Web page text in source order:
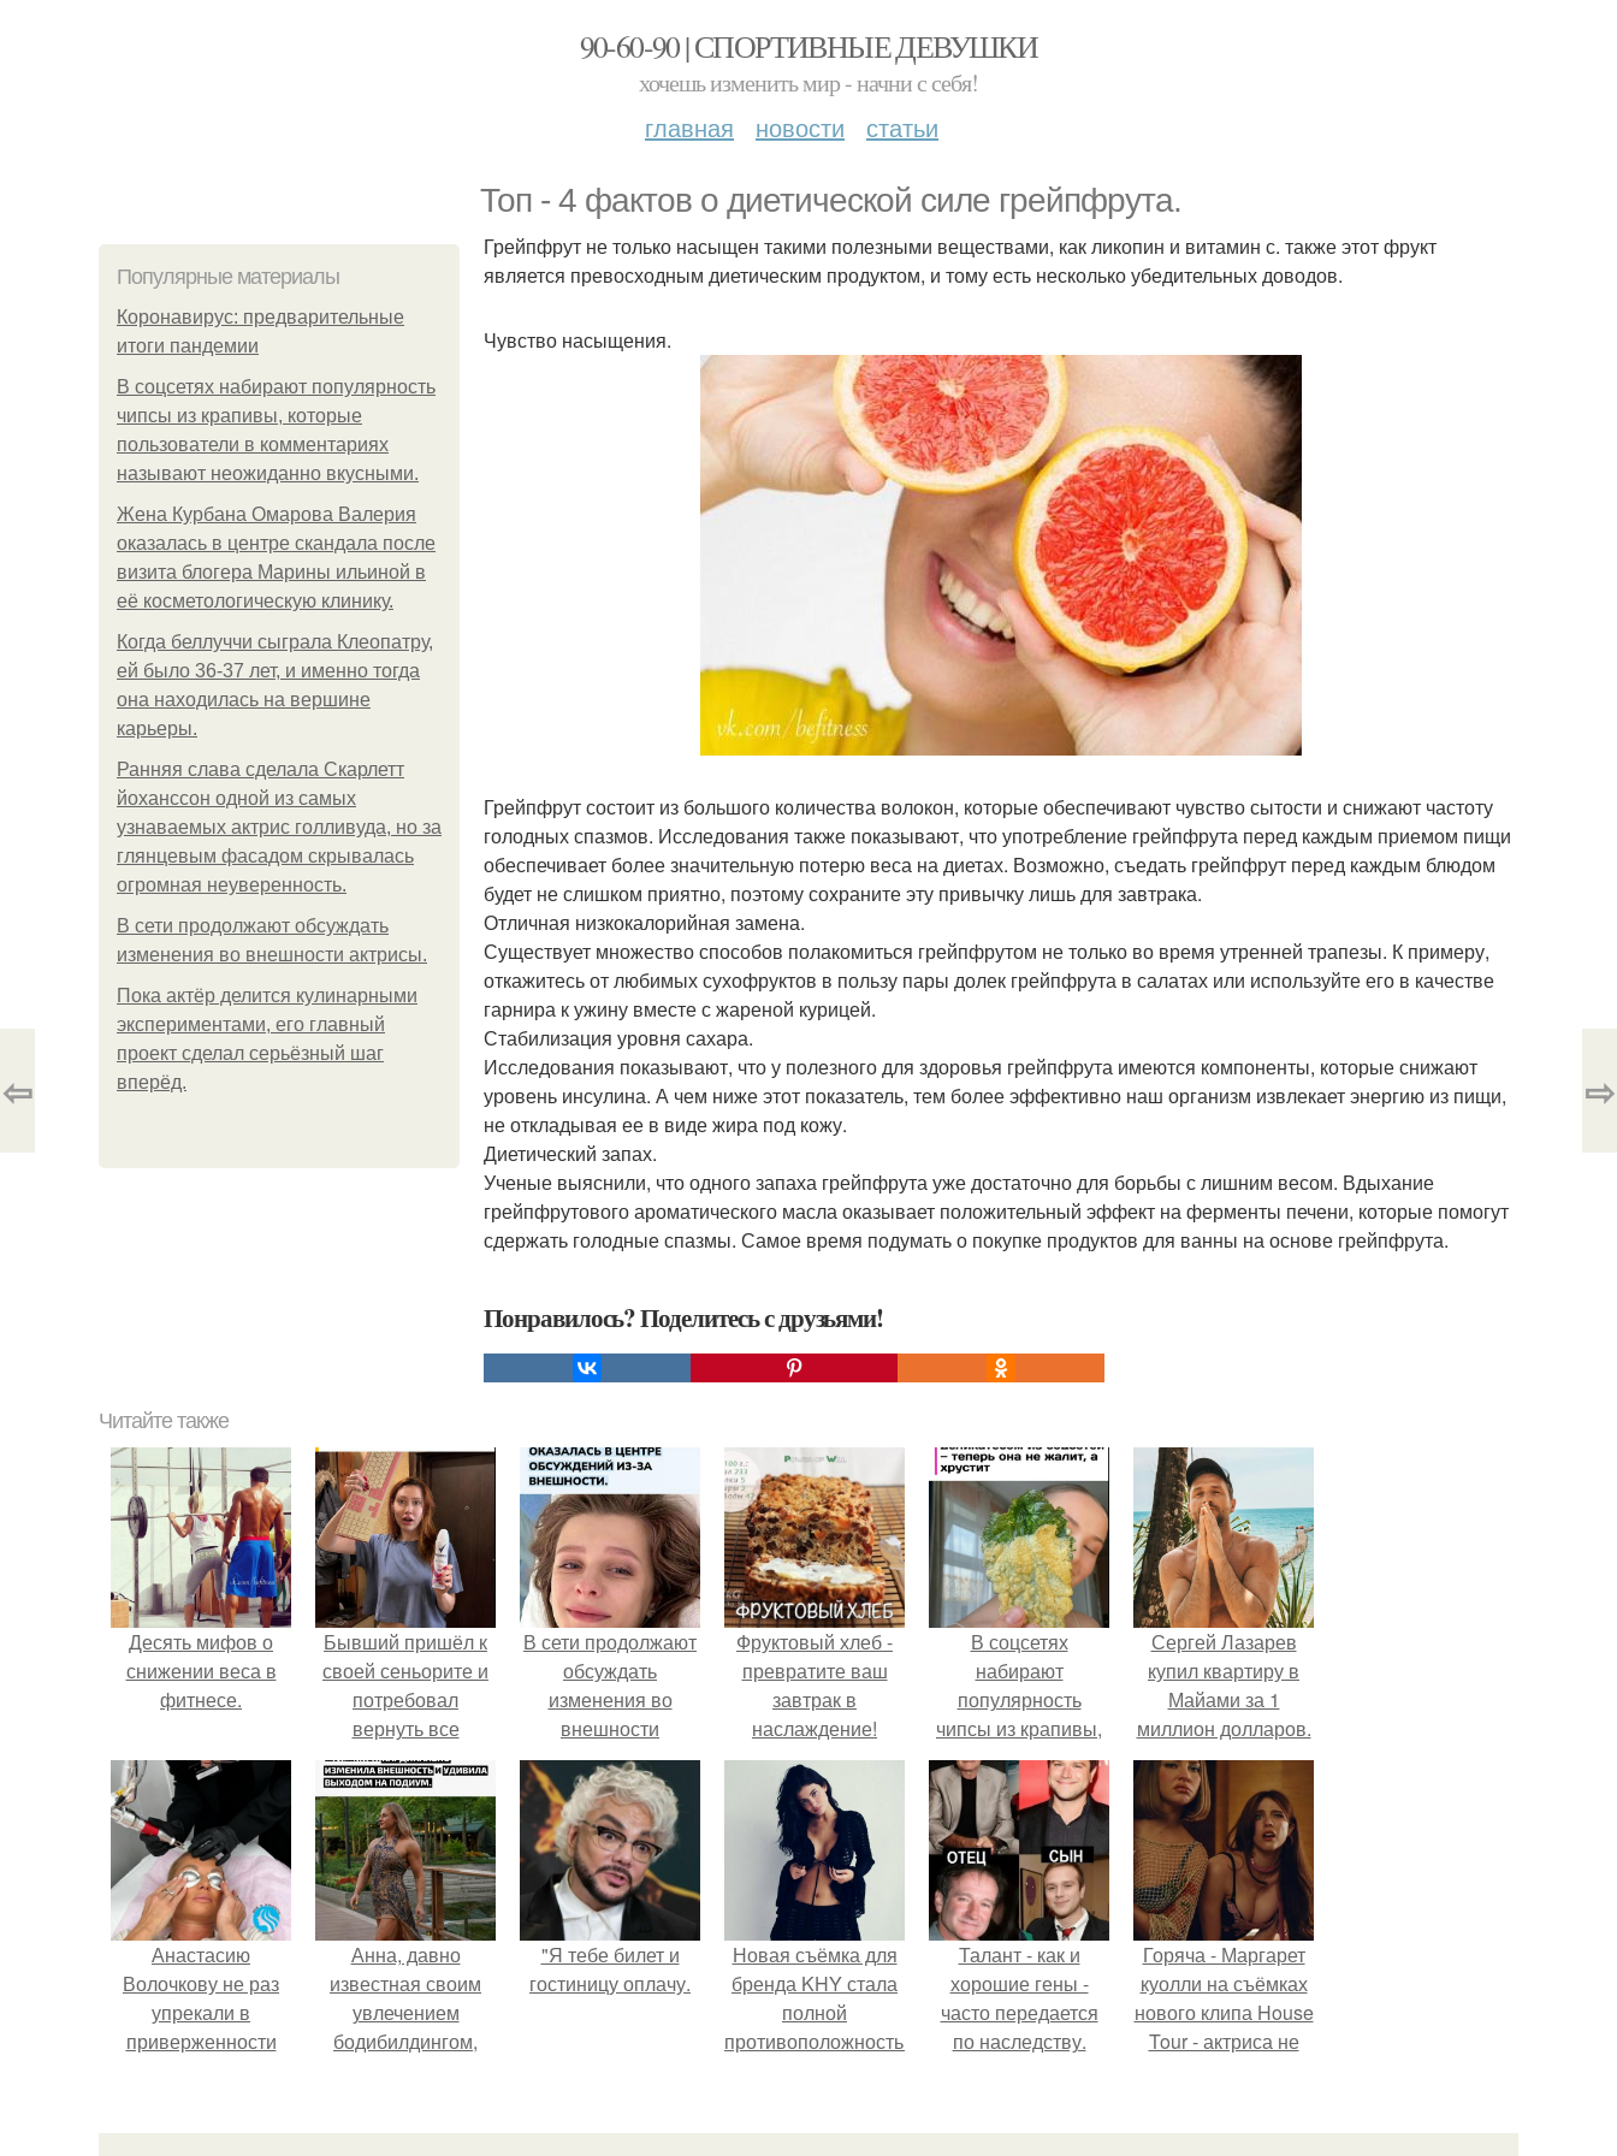
90-60-90 | СПОРТИВНЫЕ ДЕВУШКИ
хочешь изменить мир - начни с себя!
главная новости статьи
Топ - 4 фактов о диетической силе грейпфрута.
Популярные материалы
Коронавирус: предварительные
итоги пандемии
В соцсетях набирают популярность
чипсы из крапивы, которые
пользователи в комментариях
называют неожиданно вкусными.
Жена Курбана Омарова Валерия
оказалась в центре скандала после
визита блогера Марины ильиной в
её косметологическую клинику.
Когда беллуччи сыграла Клеопатру,
ей было 36-37 лет, и именно тогда
она находилась на вершине
карьеры.
Ранняя слава сделала Скарлетт
йоханссон одной из самых
узнаваемых актрис голливуда, но за
глянцевым фасадом скрывалась
огромная неуверенность.
В сети продолжают обсуждать
изменения во внешности актрисы.
Пока актёр делится кулинарными
экспериментами, его главный
проект сделал серьёзный шаг
вперёд.
Грейпфрут не только насыщен такими полезными веществами, как ликопин и витамин с. также этот фрукт
является превосходным диетическим продуктом, и тому есть несколько убедительных доводов.
Чувство насыщения.
Грейпфрут состоит из большого количества волокон, которые обеспечивают чувство сытости и снижают частоту
голодных спазмов. Исследования также показывают, что употребление грейпфрута перед каждым приемом пищи
обеспечивает более значительную потерю веса на диетах. Возможно, съедать грейпфрут перед каждым блюдом
будет не слишком приятно, поэтому сохраните эту привычку лишь для завтрака.
Отличная низкокалорийная замена.
Существует множество способов полакомиться грейпфрутом не только во время утренней трапезы. К примеру,
откажитесь от любимых сухофруктов в пользу пары долек грейпфрута в салатах или используйте его в качестве
гарнира к ужину вместе с жареной курицей.
Стабилизация уровня сахара.
Исследования показывают, что у полезного для здоровья грейпфрута имеются компоненты, которые снижают
уровень инсулина. А чем ниже этот показатель, тем более эффективно наш организм извлекает энергию из пищи,
не откладывая ее в виде жира под кожу.
Диетический запах.
Ученые выяснили, что одного запаха грейпфрута уже достаточно для борьбы с лишним весом. Вдыхание
грейпфрутового ароматического масла оказывает положительный эффект на ферменты печени, которые помогут
сдержать голодные спазмы. Самое время подумать о покупке продуктов для ванны на основе грейпфрута.
Понравилось? Поделитесь с друзьями!
⇦ ⇨
Читайте также
Десять мифов о
снижении веса в
фитнесе.
Бывший пришёл к
своей сеньорите и
потребовал
вернуть все
подарки.
В сети продолжают
обсуждать
изменения во
внешности
актрисы.
Фруктовый хлеб -
превратите ваш
завтрак в
наслаждение!
В соцсетях
набирают
популярность
чипсы из крапивы,
которые
пользователи в
комментариях
называют
неожиданно
вкусными.
Сергей Лазарев
купил квартиру в
Майами за 1
миллион долларов.
Анастасию
Волочкову не раз
упрекали в
приверженности
Анна, давно
известная своим
увлечением
бодибилдингом,
в роли модели.
"Я тебе билет и
гостиницу оплачу.
Новая съёмка для
бренда KHY стала
полной
противоположностью
ассоциировалась
Талант - как и
хорошие гены -
часто передается
по наследству.
Горяча - Маргарет
куолли на съёмках
нового клипа House
Tour - актриса не
выступила в роли